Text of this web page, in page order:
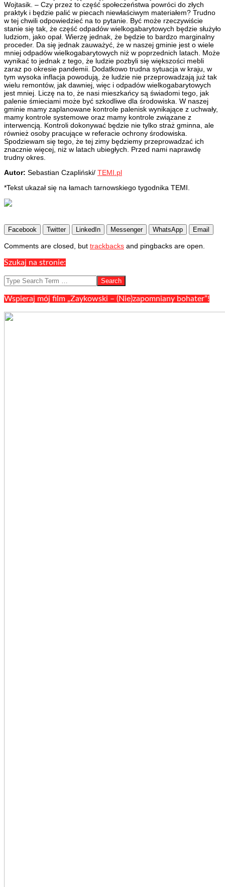
Wojtasik. – Czy przez to część społeczeństwa powróci do złych
praktyk i będzie palić w piecach niewłaściwym materiałem? Trudno
w tej chwili odpowiedzieć na to pytanie. Być może rzeczywiście
stanie się tak, że część odpadów wielkogabarytowych będzie służyło
ludziom, jako opał. Wierzę jednak, że będzie to bardzo marginalny
proceder. Da się jednak zauważyć, że w naszej gminie jest o wiele
mniej odpadów wielkogabarytowych niż w poprzednich latach. Może
wynikać to jednak z tego, że ludzie pozbyli się większości mebli
zaraz po okresie pandemii. Dodatkowo trudna sytuacja w kraju, w
tym wysoka inflacja powodują, że ludzie nie przeprowadzają już tak
wielu remontów, jak dawniej, więc i odpadów wielkogabarytowych
jest mniej. Liczę na to, że nasi mieszkańcy są świadomi tego, jak
palenie śmieciami może być szkodliwe dla środowiska. W naszej
gminie mamy zaplanowane kontrole palenisk wynikające z uchwały,
mamy kontrole systemowe oraz mamy kontrole związane z
interwencją. Kontroli dokonywać będzie nie tylko straż gminna, ale
również osoby pracujące w referacie ochrony środowiska.
Spodziewam się tego, że tej zimy będziemy przeprowadzać ich
znacznie więcej, niż w latach ubiegłych. Przed nami naprawdę
trudny okres.
Autor: Sebastian Czapliński/ TEMI.pl
*Tekst ukazał się na łamach tarnowskiego tygodnika TEMI.
Facebook Twitter LinkedIn Messenger WhatsApp Email
10-
07
Comments are closed, but trackbacks and pingbacks are open.
Szukaj na stronie:
Search
Wspieraj mój film „Zaykowski – (Nie)zapomniany bohater”!